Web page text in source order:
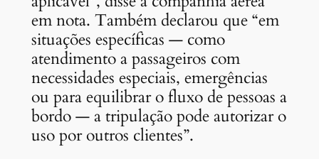
em nota. Também declarou que “em
situações específicas — como
atendimento a passageiros com
necessidades especiais, emergências
ou para equilibrar o fluxo de pessoas a
bordo — a tripulação pode autorizar o
uso por outros clientes”.